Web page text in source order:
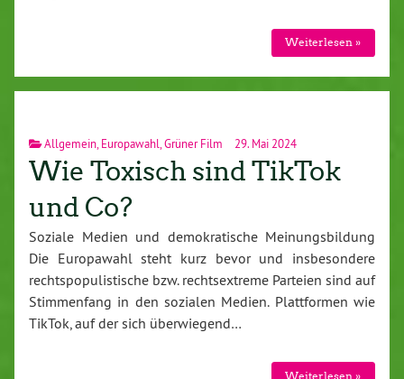
Weiterlesen »
Allgemein Europawahl Grüner Film 29. Mai 2024
Wie Toxisch sind TikTok
und Co?
Soziale Medien und demokratische Meinungsbildung
Die Europawahl steht kurz bevor und insbesondere
rechtspopulistische bzw. rechtsextreme Parteien sind auf
Stimmenfang in den sozialen Medien. Plattformen wie
TikTok, auf der sich überwiegend…
Weiterlesen »